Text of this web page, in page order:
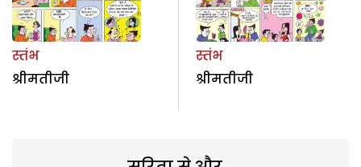
स्तंभ
श्रीमतीजी
स्तंभ
श्रीमतीजी